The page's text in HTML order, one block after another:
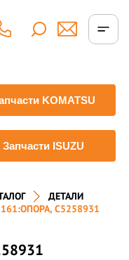
KOMATSU
Запчасти ISUZU
ДЕТАЛИ
C5258931